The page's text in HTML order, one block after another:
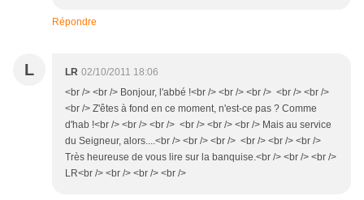
Répondre
L LR 02/10/2011 18:06
<br /> <br /> Bonjour, l'abbé !<br /> <br /> <br /> <br /> <br />
<br /> Z'êtes à fond en ce moment, n'est-ce pas ? Comme
d'hab !<br /> <br /> <br /> <br /> <br /> <br /> Mais au service
du Seigneur, alors....<br /> <br /> <br /> <br /> <br /> <br />
Très heureuse de vous lire sur la banquise.<br /> <br /> <br />
LR<br /> <br /> <br /> <br />